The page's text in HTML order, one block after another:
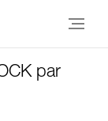
par